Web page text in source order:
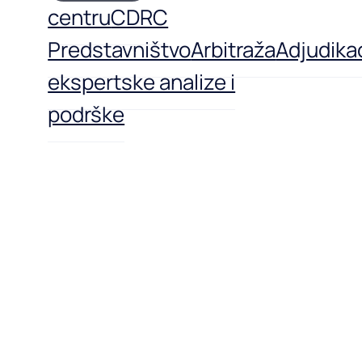
centruCDRC
PredstavništvoArbitraža
ekspertske analize i
podrške